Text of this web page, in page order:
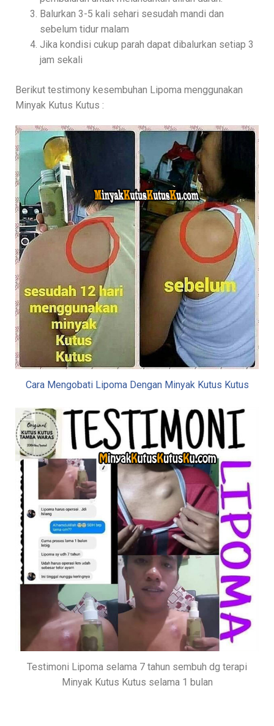
Balurkan 3-5 kali sehari sesudah mandi dan
sebelum tidur malam
Jika kondisi cukup parah dapat dibalurkan setiap 3
jam sekali
Berikut testimony kesembuhan Lipoma menggunakan
Minyak Kutus Kutus :
Cara Mengobati Lipoma Dengan Minyak Kutus Kutus
Testimoni Lipoma selama 7 tahun sembuh dg terapi
Minyak Kutus Kutus selama 1 bulan